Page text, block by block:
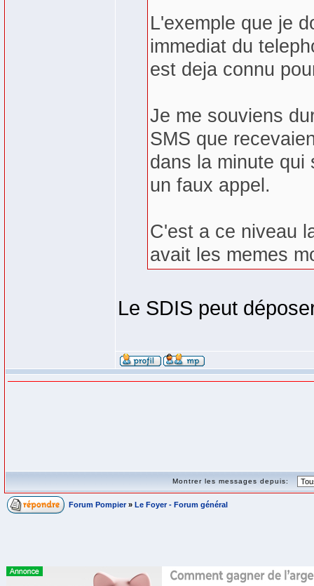
L'exemple que je
immediat du
est deja connu
Je me souviens
SMS que
dans la minute qui
un faux appel.
C'est a ce niveau
avait les memes
Le SDIS peut
Montrer les messages depuis:
Forum Pompier » Le Foyer - Forum général